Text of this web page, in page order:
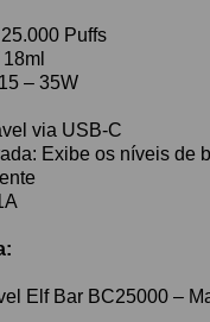
Puffs
– 35W
via USB-C
Exibe os níveis de
Elf Bar BC25000 –